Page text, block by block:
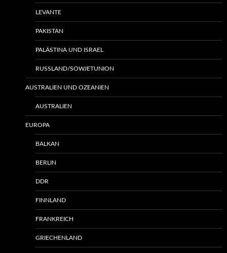
LEVANTE
PAKISTAN
PALÄSTINA UND ISRAEL
RUSSLAND/SOWJETUNION
AUSTRALIEN UND OZEANIEN
AUSTRALIEN
EUROPA
BALKAN
BERLIN
DDR
FINNLAND
FRANKREICH
GRIECHENLAND